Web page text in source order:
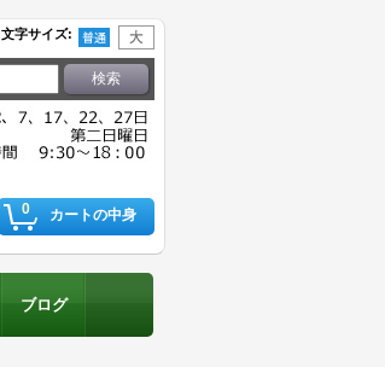
文字サイズ:
0 カートの中身
ブログ